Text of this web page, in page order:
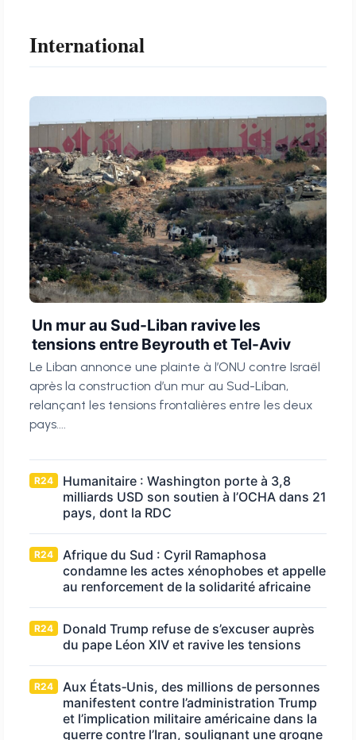
International
Un mur au Sud-Liban ravive les
tensions entre Beyrouth et Tel-Aviv
Le Liban annonce une plainte à l’ONU contre Israël
après la construction d’un mur au Sud-Liban,
relançant les tensions frontalières entre les deux
pays....
R24
Humanitaire : Washington porte à 3,8
milliards USD son soutien à l’OCHA dans 21
pays, dont la RDC
R24
Afrique du Sud : Cyril Ramaphosa
condamne les actes xénophobes et appelle
au renforcement de la solidarité africaine
R24
Donald Trump refuse de s’excuser auprès
du pape Léon XIV et ravive les tensions
R24
Aux États‑Unis, des millions de personnes
manifestent contre l’administration Trump
et l’implication militaire américaine dans la
guerre contre l’Iran, soulignant une grogne